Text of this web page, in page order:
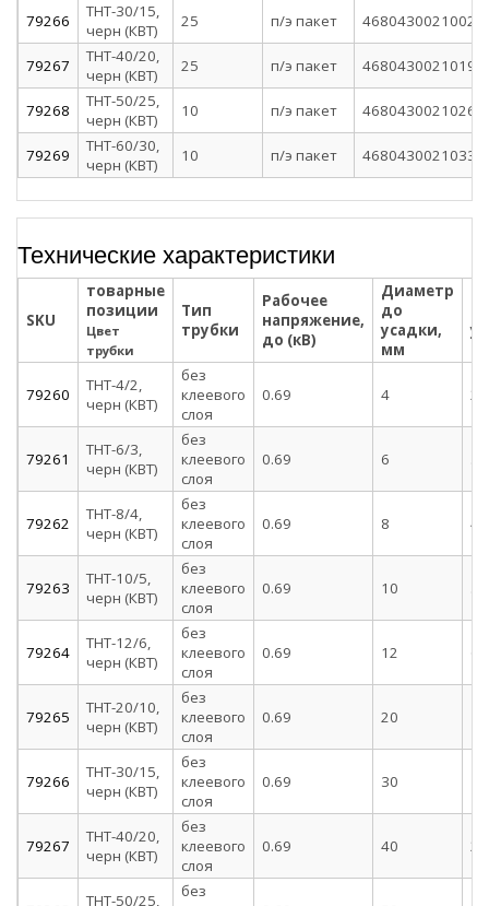
79266
ТНТ-30/15,
черн (КВТ)
25 п/э пакет 4680430021002
79267
ТНТ-40/20,
черн (КВТ)
25 п/э пакет 4680430021019
79268
ТНТ-50/25,
черн (КВТ)
10 п/э пакет 4680430021026
79269
ТНТ-60/30,
черн (КВТ)
10 п/э пакет 4680430021033
Технические характеристики
SKU
товарные
позиции
Цвет
трубки
Тип
трубки
Рабочее
напряжение,
до (кВ)
Диаметр
до
усадки,
мм
79260
ТНТ-4/2,
черн (КВТ)
без
клеевого
слоя
0.69 4 2
79261
ТНТ-6/3,
черн (КВТ)
без
клеевого
слоя
0.69 6
79262
ТНТ-8/4,
черн (КВТ)
без
клеевого
слоя
0.69 8 4
79263
ТНТ-10/5,
черн (КВТ)
без
клеевого
слоя
0.69 10
79264
ТНТ-12/6,
черн (КВТ)
без
клеевого
слоя
0.69 12
79265
ТНТ-20/10,
черн (КВТ)
без
клеевого
слоя
0.69 20
79266
ТНТ-30/15,
черн (КВТ)
без
клеевого
слоя
0.69 30
79267
ТНТ-40/20,
черн (КВТ)
без
клеевого
слоя
0.69 40 20
ТНТ-50/25,
без